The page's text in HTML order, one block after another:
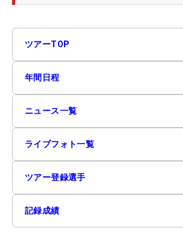
ツアーTOP
年間日程
ニュース一覧
ライブフォト一覧
ツアー登録選手
記録成績